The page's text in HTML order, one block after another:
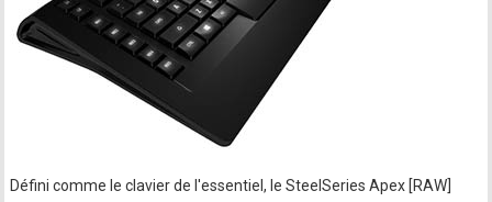
Défini comme le clavier de l'essentiel, le SteelSeries Apex [RAW]